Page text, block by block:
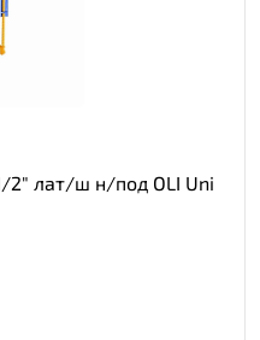
2" лат/ш н/под OLI Uni